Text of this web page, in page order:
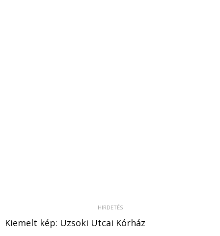
Kiemelt kép: Uzsoki Utcai Kórház